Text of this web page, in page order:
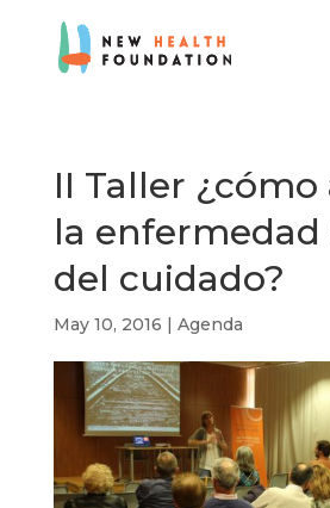
II Taller
la enfermedad
del cuidado?
May 10, 2016 | Agenda